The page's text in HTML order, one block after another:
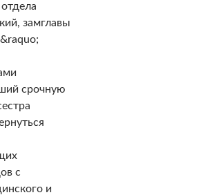
замглавы
срочную
с
и